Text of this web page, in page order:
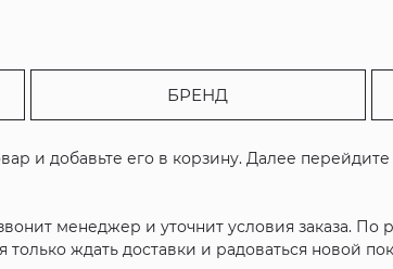
БРЕНД
и добавьте его в корзину. Далее перейдите
менеджер и уточнит условия заказа. По
ждать доставки и радоваться новой